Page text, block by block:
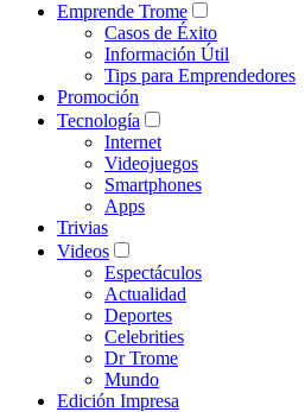
Emprende Trome
Casos de Éxito
Información Útil
Tips para Emprendedores
Promoción
Tecnología
Internet
Videojuegos
Smartphones
Apps
Trivias
Videos
Espectáculos
Actualidad
Deportes
Celebrities
Dr Trome
Mundo
Edición Impresa